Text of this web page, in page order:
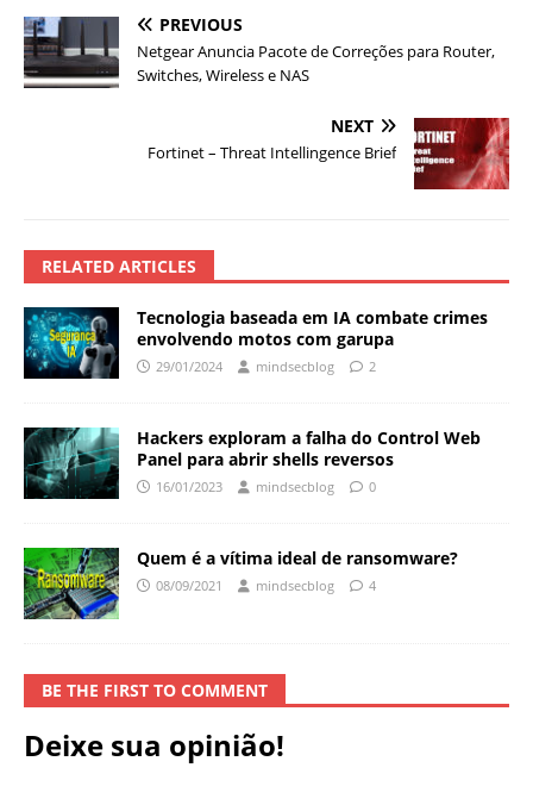
PREVIOUS
Netgear Anuncia Pacote de Correções para Router,
Switches, Wireless e NAS
NEXT
Fortinet – Threat Intellingence Brief
RELATED ARTICLES
Tecnologia baseada em IA combate crimes
envolvendo motos com garupa
29/01/2024 mindsecblog 2
Hackers exploram a falha do Control Web
Panel para abrir shells reversos
16/01/2023 mindsecblog 0
Quem é a vítima ideal de ransomware?
08/09/2021 mindsecblog 4
BE THE FIRST TO COMMENT
Deixe sua opinião!